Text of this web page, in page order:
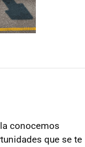
conocemos
que se te